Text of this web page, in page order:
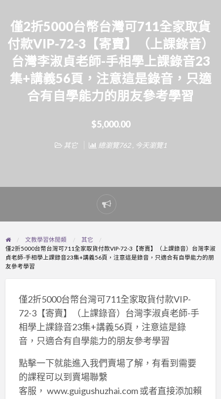
僅2折5000台幣台灣可711全家取貨
付款VIP-72-3【寄賣】（上課錄音）
台灣李淑貞老師-手相學上課錄音23
集+講義56頁，注意這是錄音，只適
合有自學能力的朋友參考學習
$5,000.00
其它 總瀏覽762 , 今天瀏覽1
Report
problem
文教學習休閒類
其它
僅2折5000台幣台灣可711全家取貨付款VIP-72-3【寄賣】（上課錄音）台灣李淑
貞老師-手相學上課錄音23集+講義56頁，注意這是錄音，只適合有自學能力的朋
友參考學習
僅2折5000台幣台灣可711全家取貨付款VIP-
72-3【寄賣】（上課錄音）台灣李淑貞老師-手
相學上課錄音23集+講義56頁，注意這是錄
音，只適合有自學能力的朋友參考學習
點擊一下就能進入我們賣場了解，有看到需要
的課程可以到賣場聯繫
客服， www.guigushuzhai.com 或者直接添加賴